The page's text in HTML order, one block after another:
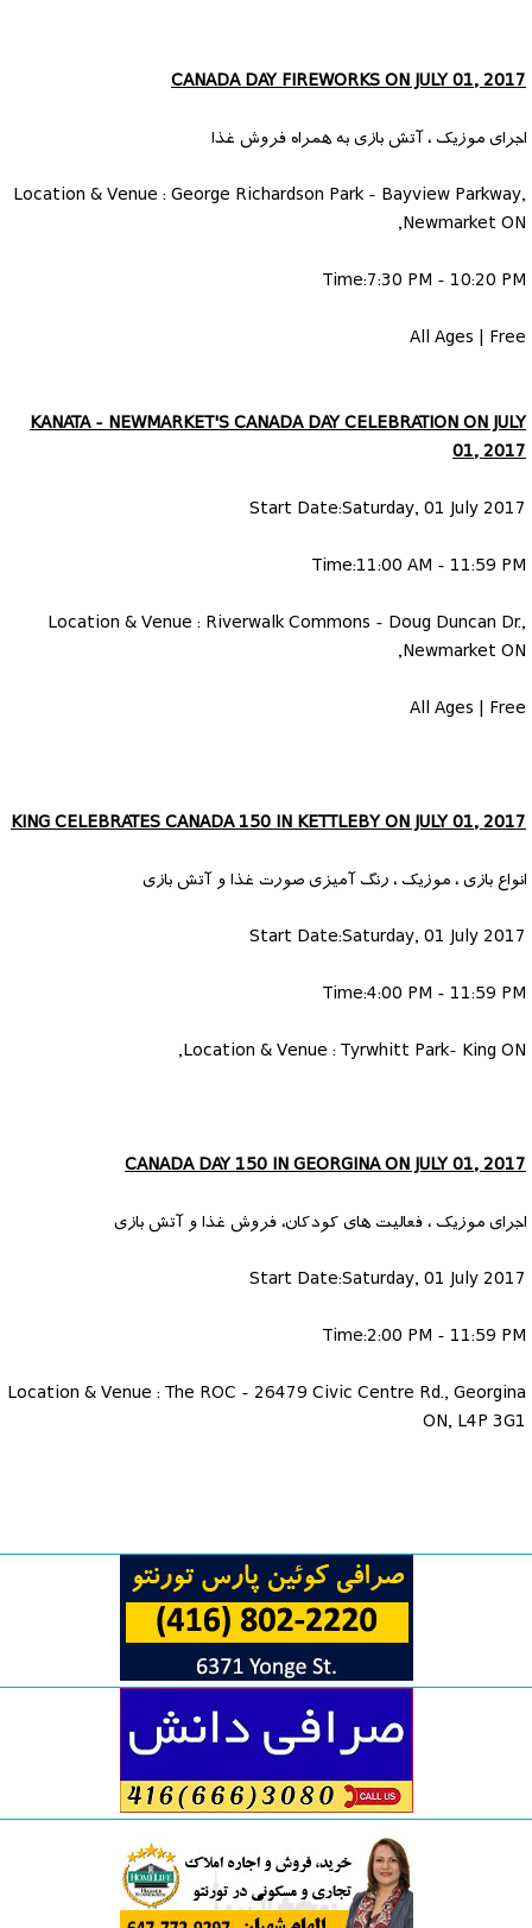
CANADA DAY FIREWORKS ON JULY 01, 2017
اجرای موزیک ، آتش بازی به همراه فروش غذا
Location & Venue : George Richardson Park - Bayview Parkway,
Newmarket ON,
Time:7:30 PM - 10:20 PM
All Ages | Free
KANATA - NEWMARKET'S CANADA DAY CELEBRATION ON JULY
01, 2017
Start Date:Saturday, 01 July 2017
Time:11:00 AM - 11:59 PM
Location & Venue : Riverwalk Commons - Doug Duncan Dr.,
Newmarket ON,
All Ages | Free
KING CELEBRATES CANADA 150 IN KETTLEBY ON JULY 01, 2017
انواع بازی ، موزیک ، رنگ آمیزی صورت غذا و آتش بازی
Start Date:Saturday, 01 July 2017
Time:4:00 PM - 11:59 PM
Location & Venue : Tyrwhitt Park- King ON,
CANADA DAY 150 IN GEORGINA ON JULY 01, 2017
اجرای موزیک ، فعالیت های کودکان، فروش غذا و آتش بازی
Start Date:Saturday, 01 July 2017
Time:2:00 PM - 11:59 PM
Location & Venue : The ROC - 26479 Civic Centre Rd., Georgina
ON, L4P 3G1